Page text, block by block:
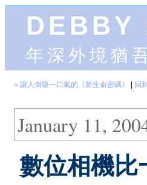
DEBBY
年深外境猶
« 讓人倒吸一口氣的《新生命密碼》 回
January 11,
數位相機比